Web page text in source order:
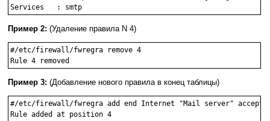
Services   : smtp
Пример 2: (Удаление правила N 4)
#/etc/firewall/fwregra remove 4
Rule 4 removed
Пример 3: (Добавление нового правила в конец таблицы)
#/etc/firewall/fwregra add end Internet "Mail server" accept
Rule added at position 4